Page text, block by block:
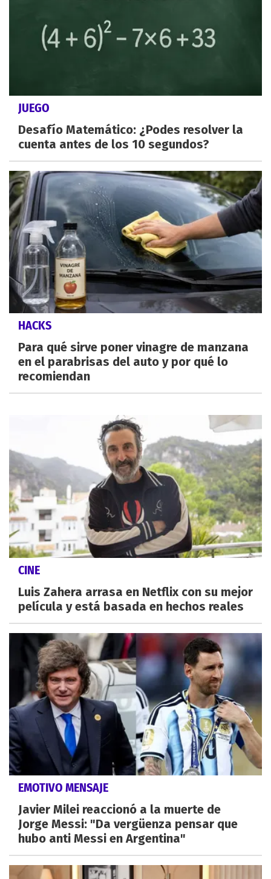
JUEGO
Desafío Matemático: ¿Podes resolver la
cuenta antes de los 10 segundos?
HACKS
Para qué sirve poner vinagre de manzana
en el parabrisas del auto y por qué lo
recomiendan
CINE
Luis Zahera arrasa en Netflix con su mejor
película y está basada en hechos reales
EMOTIVO MENSAJE
Javier Milei reaccionó a la muerte de
Jorge Messi: "Da vergüenza pensar que
hubo anti Messi en Argentina"